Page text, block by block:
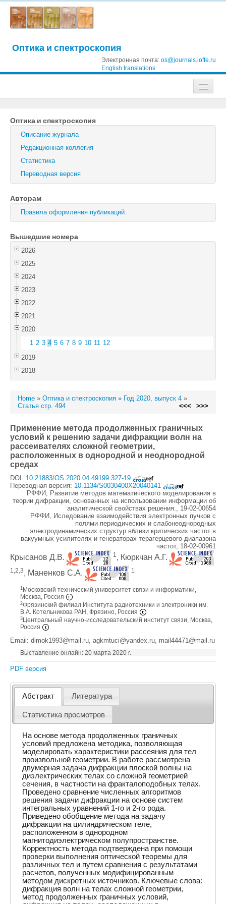
Оптика и спектроскопия
Электронная почта: os@journals.ioffe.ru
English translations
Журнал технической физики
Письма в Журнал технической физики
Физика твердого тела
Физика и техника полупроводников
Оптика и спектроскопия
Поиск
Войти
Оптика и спектроскопия
Описание журнала
Редакционная коллегия
Статистика
Переводная версия
Авторам
Правила оформления публикаций
Вышедшие номера
2026
2025
2024
2023
2022
2021
2020
1 2 3 4 5 6 7 8 9 10 11 12
2019
2018
Home » Оптика и спектроскопия » Год 2020, выпуск 4 »
Статья стр. 494
<<< >>>
Применение метода продолженных граничных
условий к решению задачи дифракции волн на
рассеивателях сложной геометрии,
расположенных в однородной и неоднородной
средах
DOI: 10.21883/OS.2020.04.49199.327-19
Переводная версия: 10.1134/S0030400X20040141
РФФИ, Развитие методов математического моделирования в
теории дифракции, основанных на использовании информации об
аналитической свойствах решения., 19-02-00654
РФФИ, Иследование взаимодействия электронных пучков с
полями периодических и слабонеоднородных
электродинамических структур вблизи критических частот в
вакуумных усилителях и генераторах терагерцевого диапазона
частот, 18-02-00961
Крысанов Д.В. 1 , Кюркчан А.Г.
1,2,3, Маненков С.А. 1
1 Московский технический университет связи и информатики,
Москва, Россия
2Фрязинский филиал Института радиотехники и электроники им.
В.А. Котельникова РАН, Фрязино, Россия
3 Центральный научно-исследовательский институт связи, Москва,
Россия
Email: dimok1993@mail.ru, agkmtuci@yandex.ru, mail44471@mail.ru
Выставление онлайн: 20 марта 2020 г.
PDF версия
Абстракт Литература
Статистика просмотров
На основе метода продолженных граничных
условий предложена методика, позволяющая
моделировать характеристики рассеяния для тел
произвольной геометрии. В работе рассмотрена
двумерная задача дифракции плоской волны на
диэлектрических телах со сложной геометрией
сечения, в частности на фракталоподобных телах.
Проведено сравнение численных алгоритмов
решения задачи дифракции на основе систем
интегральных уравнений 1-го и 2-го рода.
Приведено обобщение метода на задачу
дифракции на цилиндрическом теле,
расположенном в однородном
магнитодиэлектрическом полупространстве.
Корректность метода подтверждена при помощи
проверки выполнения оптической теоремы для
различных тел и путем сравнения с результатами
расчетов, полученных модифицированным
методом дискретных источников. Ключевые слова:
дифракция волн на телах сложной геометрии,
метод продолженных граничных условий,